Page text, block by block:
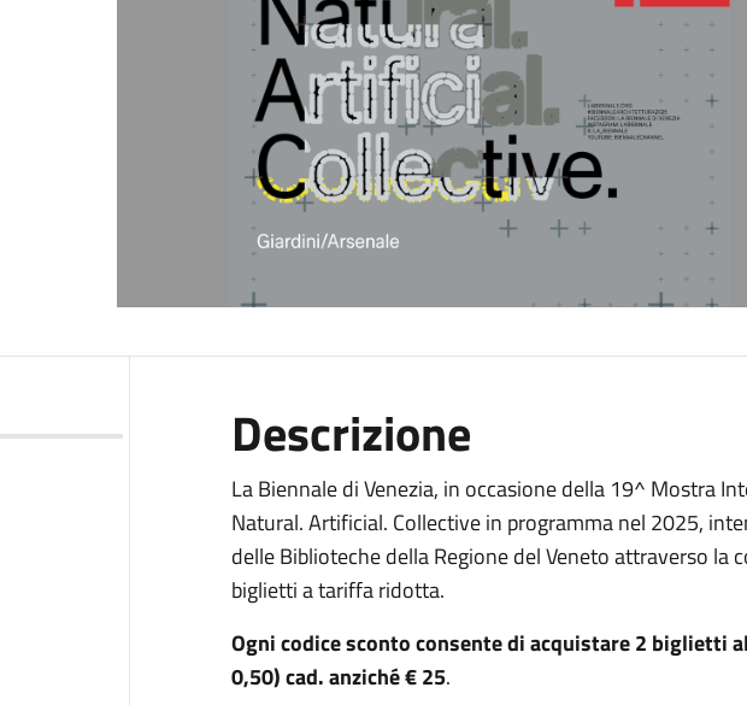
Descrizione
La Biennale di Venezia, in occasione della 19^ Mostra
Natural. Artificial. Collective in programma nel 2025,
delle Biblioteche della Regione del Veneto attraverso la
biglietti a tariffa ridotta.
Ogni codice sconto consente di acquistare 2 biglietti
0,50) cad. anziché € 25.